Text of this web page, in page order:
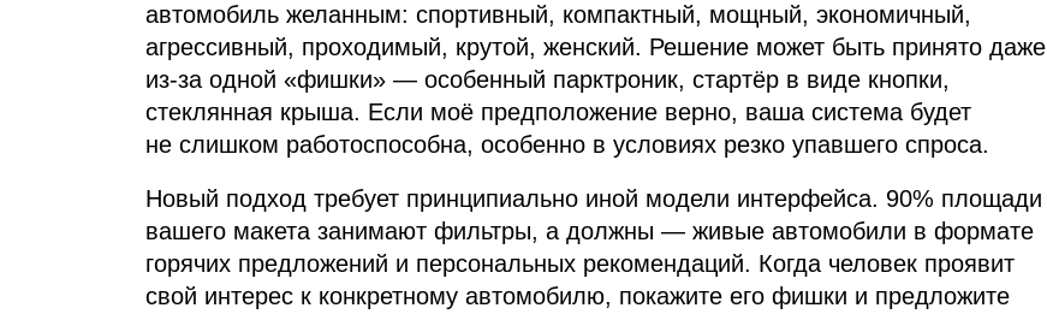
автомобиль желанным: спортивный, компактный, мощный, экономичный,
агрессивный, проходимый, крутой, женский. Решение может быть принято даже
из‑за одной «фишки» — особенный парктроник, стартёр в виде кнопки,
стеклянная крыша. Если моё предположение верно, ваша система будет
не слишком работоспособна, особенно в условиях резко упавшего спроса.
Новый подход требует принципиально иной модели интерфейса. 90% площади
вашего макета занимают фильтры, а должны — живые автомобили в формате
горячих предложений и персональных рекомендаций. Когда человек проявит
свой интерес к конкретному автомобилю, покажите его фишки и предложите